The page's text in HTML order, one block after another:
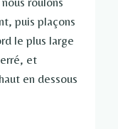
puis plaçons
le plus large
et
en dessous